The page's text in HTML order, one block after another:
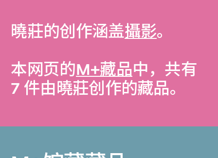
曉莊的创作涵盖攝影。
本网页的M+藏品中，共有
7 件由曉莊创作的藏品。